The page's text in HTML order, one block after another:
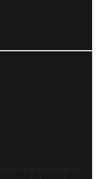
la realización de